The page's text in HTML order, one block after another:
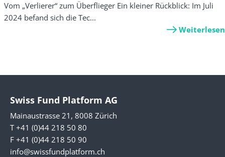
Vom „Verlierer“ zum Überflieger Ein kleiner Rückblick: Im Juli
2024 befand sich die Tec...
Weiterlesen
Swiss Fund Platform AG
Mainaustrasse 21, 8008 Zürich
T +41 (0)44 218 50 80
F +41 (0)44 218 50 90
info@swissfundplatform.ch